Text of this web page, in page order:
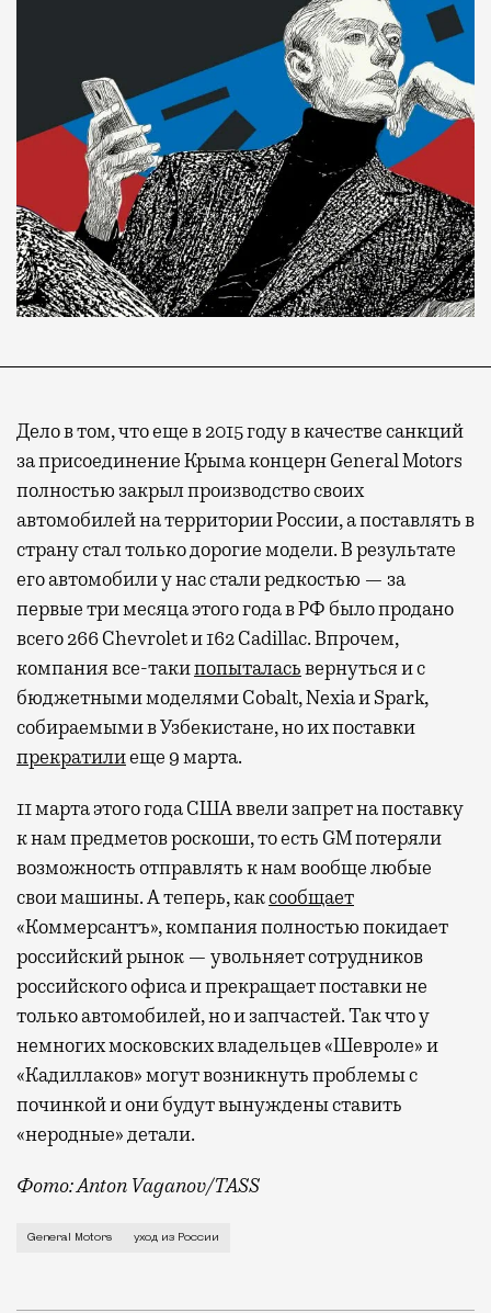
Дело в том, что еще в 2015 году в качестве санкций
за присоединение Крыма концерн General Motors
полностью закрыл производство своих
автомобилей на территории России, а поставлять в
страну стал только дорогие модели. В результате
его автомобили у нас стали редкостью — за
первые три месяца этого года в РФ было продано
всего 266 Chevrolet и 162 Cadillac. Впрочем,
компания все-такипопыталасьвернуться и с
бюджетными моделями Cobalt, Nexia и Spark,
собираемыми в Узбекистане, но их поставки
прекратилиеще 9 марта.
11 марта этого года США ввели запрет на поставку
к нам предметов роскоши, то есть GM потеряли
возможность отправлять к нам вообще любые
свои машины. А теперь, каксообщает
«Коммерсантъ», компания полностью покидает
российский рынок — увольняет сотрудников
российского офиса и прекращает поставки не
только автомобилей, но и запчастей. Так что у
немногих московских владельцев «Шевроле» и
«Кадиллаков» могут возникнуть проблемы с
починкой и они будут вынуждены ставить
«неродные» детали.
Фото: Anton Vaganov/TASS
В каком-то смысле российская история компании
General Motors уход из России